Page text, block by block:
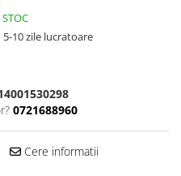
5-10 zile lucratoare
0721688960
Cere informatii